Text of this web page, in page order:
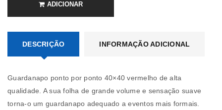
ADICIONAR
DESCRIÇÃO INFORMAÇÃO ADICIONAL
Guardanapo ponto por ponto 40×40 vermelho de alta
qualidade. A sua folha de grande volume e sensação suave
torna-o um guardanapo adequado a eventos mais formais.